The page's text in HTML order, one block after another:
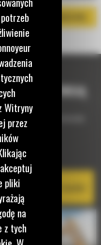
TWOJĄ
do uzupełnienia maszyny
Attachment Locator
Witryny
przez
pliki
na
z tych